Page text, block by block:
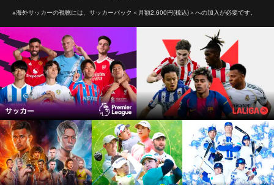
※海外サッカーの視聴には、サッカーパック＜月額2,600円(税込)＞への加入が必要です。